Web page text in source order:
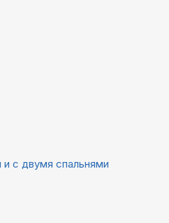
с двумя спальнями